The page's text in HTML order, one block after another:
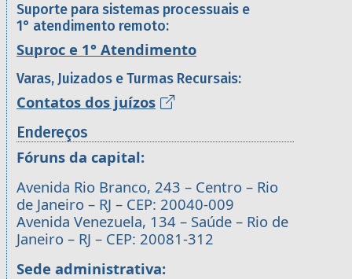
Suporte para sistemas processuais e
1° atendimento remoto:
Suproc e 1° Atendimento
Varas, Juizados e Turmas Recursais:
Contatos dos juízos
Endereços
Fóruns da capital:
Avenida Rio Branco, 243 – Centro – Rio
de Janeiro – RJ – CEP: 20040-009
Avenida Venezuela, 134 – Saúde – Rio de
Janeiro – RJ – CEP: 20081-312
Sede administrativa: